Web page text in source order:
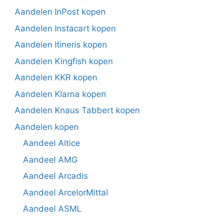
Aandelen InPost kopen
Aandelen Instacart kopen
Aandelen Itineris kopen
Aandelen Kingfish kopen
Aandelen KKR kopen
Aandelen Klarna kopen
Aandelen Knaus Tabbert kopen
Aandelen kopen
Aandeel Altice
Aandeel AMG
Aandeel Arcadis
Aandeel ArcelorMittal
Aandeel ASML